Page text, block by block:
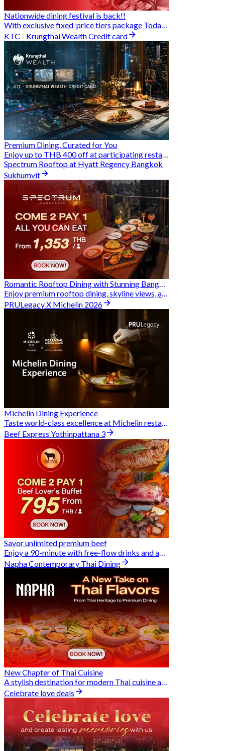
Nationwide dining festival is back!!
With exclusive fixed-price tiers package Today - 31 Aug
KTC - Krungthai Wealth Credit card
Premium Dining, Curated for You
Enjoy up to THB 400 off at participating restaurants.
Spectrum Rooftop at Hyatt Regency Bangkok
Sukhumvit
Romantic Rooftop Dining with Stunning Bangkok Views
Enjoy premium rooftop dining, skyline views, and exclusive Hungry Hub deals together
PRULegacy X Michelin 2026
Michelin Dining Experience
Taste world-class excellence at Michelin restaurants and unlock exclusive discounts when you book through Hungry Hub. A special privilege dedicated to the Prudential family.
Beef Express Yothinpattana 3
Savor unlimited premium beef
Napha Contemporary Thai Dining
New Chapter of Thai Cuisine
A stylish destination for modern Thai cuisine and memorable dining moments
Celebrate love deals